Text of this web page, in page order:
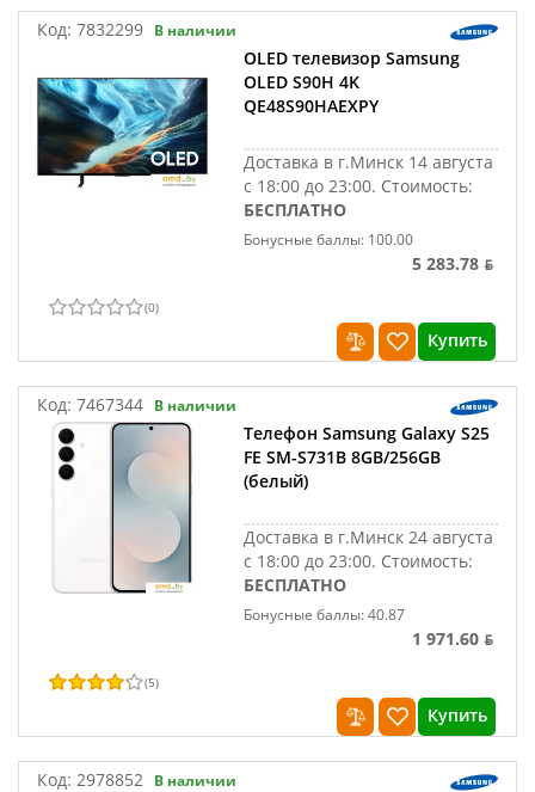
Код: 7832299 В наличии
OLED телевизор Samsung
OLED S90H 4K
QE48S90HAEXPY
Доставка в г.Минск 14 августа
с 18:00 до 23:00. Стоимость:
БЕСПЛАТНО
Бонусные баллы: 100.00
5 283.78 ƃ
(0)
Купить
Код: 7467344 В наличии
Телефон Samsung Galaxy S25
FE SM-S731B 8GB/256GB
(белый)
Доставка в г.Минск 24 августа
с 18:00 до 23:00. Стоимость:
БЕСПЛАТНО
Бонусные баллы: 40.87
1 971.60 ƃ
(5)
Купить
Код: 2978852 В наличии